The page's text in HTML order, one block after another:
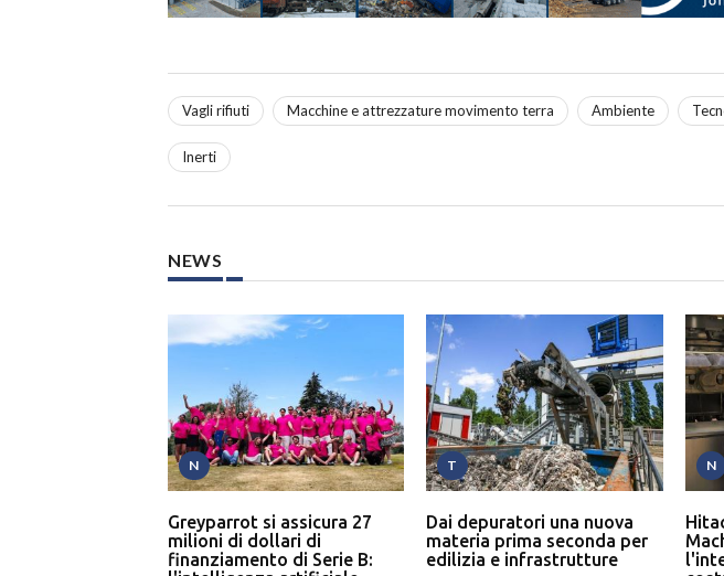
Vagli rifiuti Macchine e attrezzature movimento terra Ambiente
Inerti
NEWS
N
Greyparrot si assicura 27
milioni di dollari di
finanziamento di Serie B:
T
Dai depuratori una nuova
materia prima seconda per
edilizia e infrastrutture
N